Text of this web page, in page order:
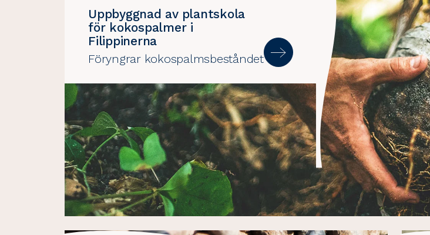
Uppbyggnad av plantskola
för kokospalmer i
Filippinerna
Föryngrar kokospalmsbeståndet